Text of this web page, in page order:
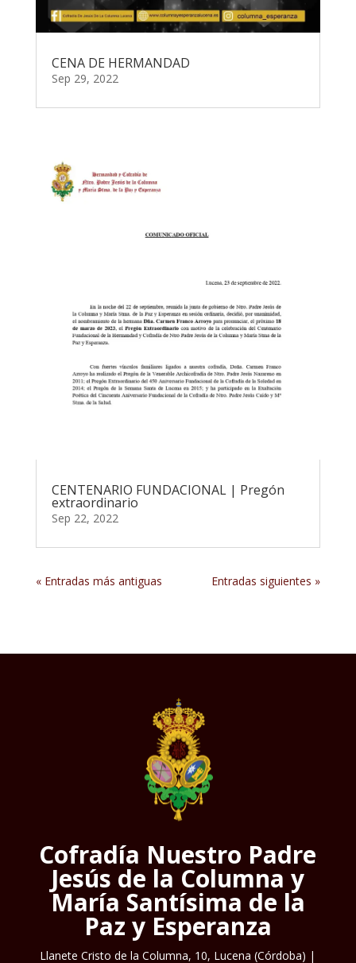
CENA DE HERMANDAD
Sep 29, 2022
CENTENARIO FUNDACIONAL | Pregón
extraordinario
Sep 22, 2022
« Entradas más antiguas Entradas siguientes »
Cofradía Nuestro Padre
Jesús de la Columna y
María Santísima de la
Paz y Esperanza
Llanete Cristo de la Columna, 10, Lucena (Córdoba) |